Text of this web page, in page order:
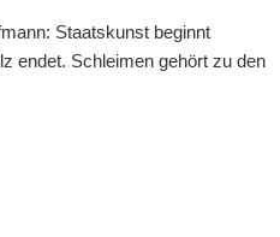
Staatskunst beginnt
endet. Schleimen gehört zu den